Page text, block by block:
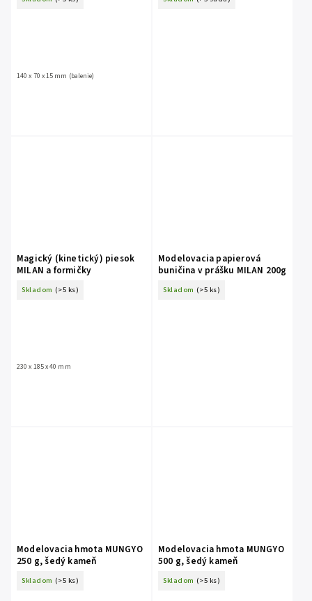
140 x 70 x 15 mm (balenie)
Magický (kinetický) piesok
MILAN a formičky
Skladom (>5 ks)
230 x 185 x 40 mm
Modelovacia papierová
buničina v prášku MILAN 200g
Skladom (>5 ks)
Modelovacia hmota MUNGYO
250 g, šedý kameň
Skladom (>5 ks)
Modelovacia hmota MUNGYO
500 g, šedý kameň
Skladom (>5 ks)